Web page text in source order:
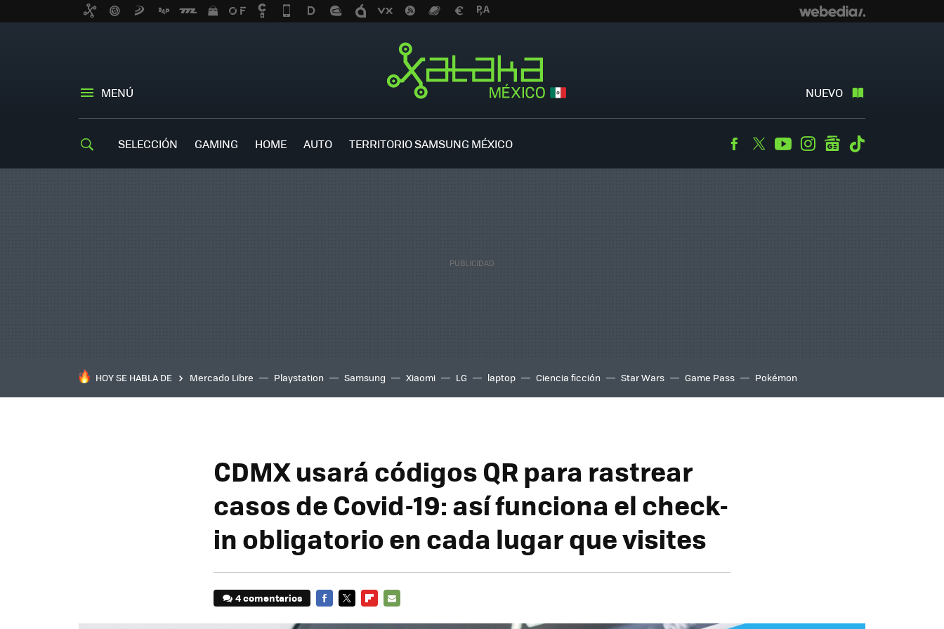
MENÚ NUEVO
SELECCIÓN GAMING HOME AUTO TERRITORIO SAMSUNG MÉXICO Facebook
TwitterYoutubeInstagramgooglenews
HOY SE HABLA DE Mercado Libre Playstation Samsung Xiaomi LG laptop Ciencia ficción Star Wars Game Pass Pokémon
CDMX usará códigos QR para rastrear
casos de Covid-19: así funciona el check-
in obligatorio en cada lugar que visites
4 comentarios